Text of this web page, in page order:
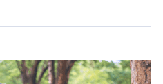
わせ内容の正確な把握のため